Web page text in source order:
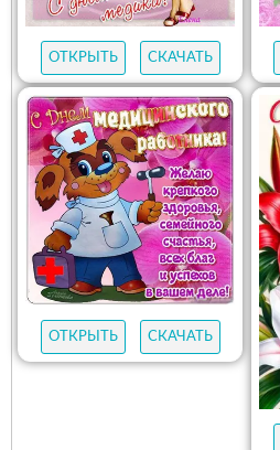
ОТКРЫТЬ СКАЧАТЬ
ОТКРЫТЬ СКАЧАТЬ